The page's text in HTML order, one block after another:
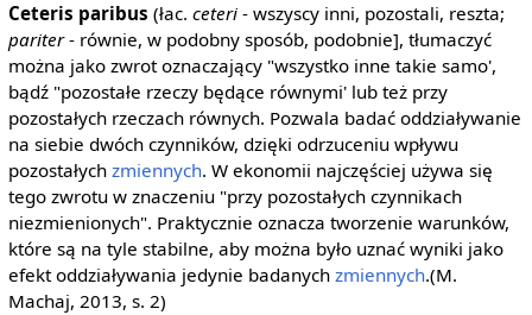
Ceteris paribus (łac. ceteri- wszyscy inni, pozostali, reszta;
pariter- równie, w podobny sposób, podobnie], tłumaczyć
można jako zwrot oznaczający "wszystko inne takie samo',
bądź "pozostałe rzeczy będące równymi' lub też przy
pozostałych rzeczach równych. Pozwala badać oddziaływanie
na siebie dwóch czynników, dzięki odrzuceniu wpływu
pozostałych zmiennych. W ekonomii najczęściej używa się
tego zwrotu w znaczeniu "przy pozostałych czynnikach
niezmienionych". Praktycznie oznacza tworzenie warunków,
które są na tyle stabilne, aby można było uznać wyniki jako
efekt oddziaływania jedynie badanych zmiennych.(M.
Machaj, 2013, s. 2)